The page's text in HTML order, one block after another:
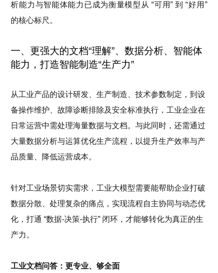
析能力与智能体能力已成为衡量模型从 “可用” 到 “好用”
的核心标尺。
一、更强大的文档“理解”、数据分析、智能体
能力，打造智能制造“生产力”
从工业产品的设计研发、生产制造、技术参数制定，到设
备操作维护、故障诊断排除及安全标准执行，工业企业在
日常运营中需处理海量数据与文档。与此同时，还需通过
大量数据分析与运算优化生产流程， 以提升生产效率与产
品质量、降低运营成本。
针对工业场景切实需求，工业大模型需要能帮助企业打破
数据分散、处理复杂的痛点，实现流程自主协同与动态优
化，打通 “数据-决策-执行” 闭环， 才能够转化为真正的生
产力。
工业文档问答：更专业、够全面